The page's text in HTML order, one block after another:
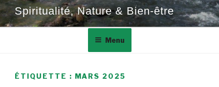
Spiritualité, Nature & Bien-être
Menu
ÉTIQUETTE : MARS 2025